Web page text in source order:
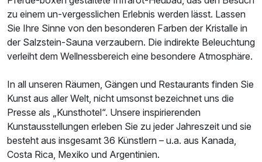
zu einem un-vergesslichen Erlebnis werden lässt. Lassen
Sie Ihre Sinne von den besonderen Farben der Kristalle in
der Salzstein-Sauna verzaubern. Die indirekte Beleuchtung
verleiht dem Wellnessbereich eine besondere Atmosphäre.
In all unseren Räumen, Gängen und Restaurants finden Sie
Kunst aus aller Welt, nicht umsonst bezeichnet uns die
Presse als „Kunsthotel“. Unsere inspirierenden
Kunstausstellungen erleben Sie zu jeder Jahreszeit und sie
besteht aus insgesamt 36 Künstlern – u.a. aus Kanada,
Costa Rica, Mexiko und Argentinien.